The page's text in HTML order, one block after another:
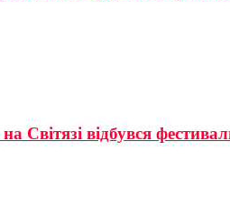
Світязі відбувся